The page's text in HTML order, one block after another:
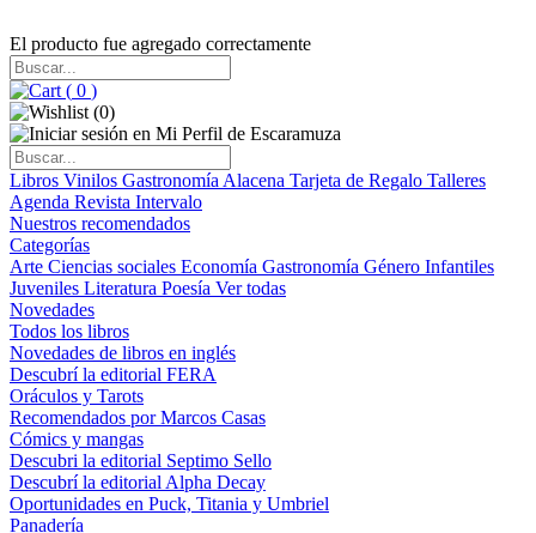
El producto fue agregado correctamente
( 0 )
(0)
Libros Vinilos Gastronomía Alacena Tarjeta de Regalo Talleres
Agenda Revista Intervalo
Nuestros recomendados
Categorías
Arte Ciencias sociales Economía Gastronomía Género Infantiles
Juveniles Literatura Poesía Ver todas
Novedades
Todos los libros
Novedades de libros en inglés
Descubrí la editorial FERA
Oráculos y Tarots
Recomendados por Marcos Casas
Cómics y mangas
Descubri la editorial Septimo Sello
Descubrí la editorial Alpha Decay
Oportunidades en Puck, Titania y Umbriel
Panadería